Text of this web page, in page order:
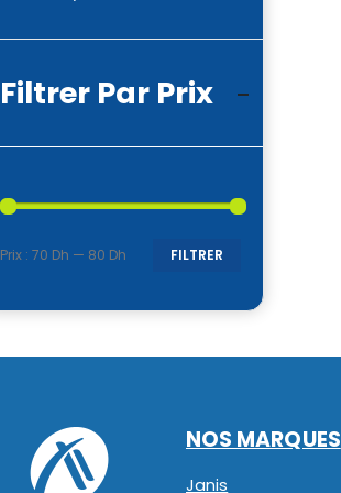
Filtrer Par Prix
FILTRER
Prix : 70 Dh — 80 Dh
NOS MARQUES
Janis